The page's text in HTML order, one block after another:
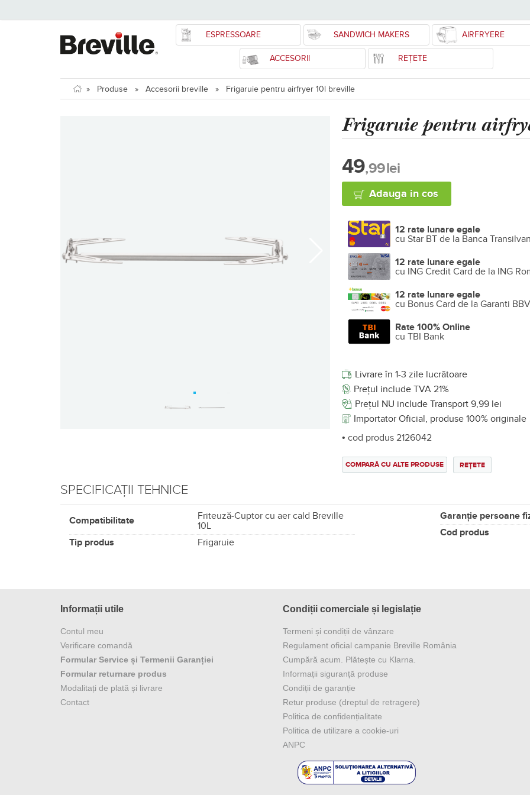
ESPRESSOARE SANDWICH MAKERS AIRFRYERE
ACCESORII REȚETE
» Produse » Accesorii breville » Frigaruie pentru airfryer 10l breville
Frigaruie pentru
49,99lei
Adauga in cos
12 rate lunare egale
cu Star BT de la Banca
12 rate lunare egale
cu ING Credit Card de la ING
12 rate lunare egale
cu Bonus Card de la Garanti
Rate 100% Online
cu TBI Bank
Livrare în 1-3 zile lucrătoare
Prețul include TVA 21%
Prețul NU include Transport 9,99 lei
Importator Oficial, produse 100% originale
• cod produs 2126042
REȚETE
COMPARĂ CU ALTE PRODUSE
SPECIFICAȚII TEHNICE
Compatibilitate
Friteuză-Cuptor cu aer cald Breville
10L
Tip produs
Frigaruie
Garanție persoane
Cod produs
Informații utile
Contul meu
Verificare comandă
Formular Service și Termenii Garanției
Formular returnare produs
Modalitați de plată și livrare
Contact
Condiții comerciale și legislație
Termeni și condiții de vânzare
Regulament oficial campanie Breville România
Cumpără acum. Plătește cu Klarna.
Informații siguranță produse
Condiții de garanție
Retur produse (dreptul de retragere)
Politica de confidențialitate
Politica de utilizare a cookie-uri
ANPC